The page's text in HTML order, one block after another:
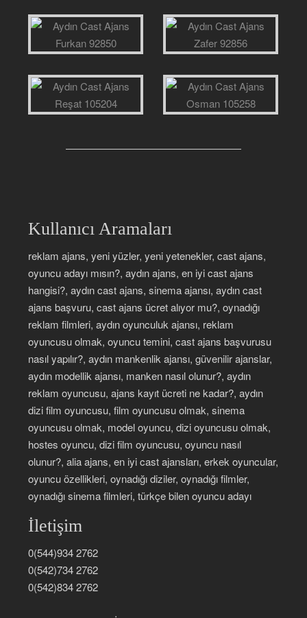
Kullanıcı Aramaları
reklam ajans, yeni yüzler, yeni yetenekler, cast ajans,
oyuncu adayı mısın?, aydın ajans, en iyi cast ajans
hangisi?, aydın cast ajans, sinema ajansı, aydın cast
ajans başvuru, cast ajans ücret alıyor mu?, oynadığı
reklam filmleri, aydın oyunculuk ajansı, reklam
oyuncusu olmak, oyuncu temini, cast ajans başvurusu
nasıl yapılır?, aydın mankenlik ajansı, güvenilir ajanslar,
aydın modellik ajansı, manken nasıl olunur?, aydın
reklam oyuncusu, ajans kayıt ücreti ne kadar?, aydın
dizi film oyuncusu, film oyuncusu olmak, sinema
oyuncusu olmak, model oyuncu, dizi oyuncusu olmak,
hostes oyuncu, dizi film oyuncusu, oyuncu nasıl
olunur?, alia ajans, en iyi cast ajansları, erkek oyuncular,
oyuncu özellikleri, oynadığı diziler, oynadığı filmler,
oynadığı sinema filmleri, türkçe bilen oyuncu adayı
İletişim
0(544)934 2762
0(542)734 2762
0(542)834 2762